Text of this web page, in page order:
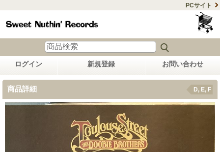
PCサイト
ログイン 新規登録 お問い合わせ
商品詳細 D, E, F